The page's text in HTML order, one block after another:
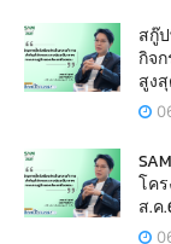
สกู๊
กิจ
สูง
โค
ส.ค